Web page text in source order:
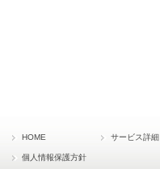
HOME サービス詳細
個人情報保護方針